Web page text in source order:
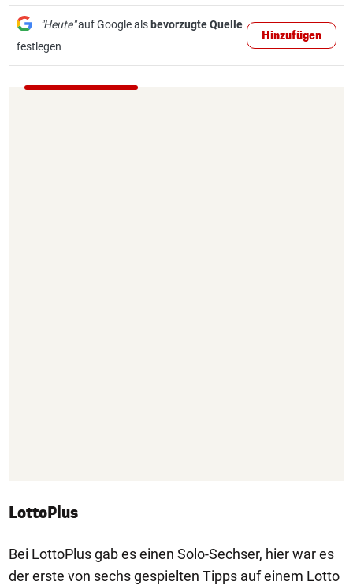
"Heute"auf Google als bevorzugte Quelle
festlegen
Hinzufügen
LottoPlus
Bei LottoPlus gab es einen Solo-Sechser, hier war es
der erste von sechs gespielten Tipps auf einem Lotto